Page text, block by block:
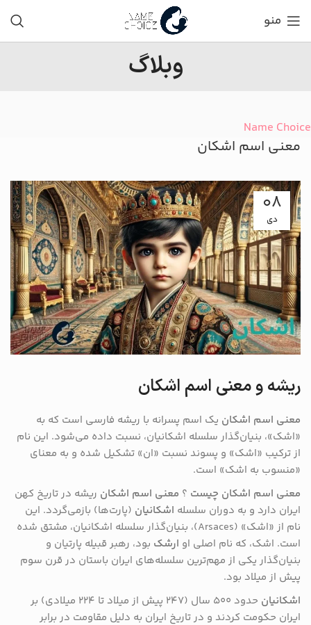
منو
وبلاگ
Name Choice
معنی اسم اشکان
08
دی
ریشه و معنی اسم اشکان
معنی اسم اشکان یک اسم پسرانه با ریشه فارسی است که به
«اشک»، بنیان‌گذار سلسله اشکانیان، نسبت داده می‌شود. این نام
از ترکیب «اشک» و پسوند نسبت «ان» تشکیل شده و به معنای
«منسوب به اشک» است.
معنی اسم اشکان چیست ؟ معنی اسم اشکان ریشه در تاریخ کهن
ایران دارد و به دوران سلسله اشکانیان (پارت‌ها) بازمی‌گردد. این
نام از «اشک» (Arsaces)، بنیان‌گذار سلسله اشکانیان، مشتق شده
است. اشک، که نام اصلی او ارشک بود، رهبر قبیله پارتیان و
بنیان‌گذار یکی از مهم‌ترین سلسله‌های ایران باستان در قرن سوم
پیش از میلاد بود.
اشکانیان
حدود ۵۰۰ سال (۲۴۷ پیش از میلاد تا ۲۲۴ میلادی) بر
ایران حکومت کردند و در تاریخ ایران به دلیل مقاومت در برابر